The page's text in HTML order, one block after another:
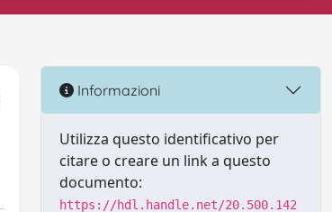
Informazioni
Utilizza questo identificativo per
citare o creare un link a questo
documento:
https://hdl.handle.net/20.500.142